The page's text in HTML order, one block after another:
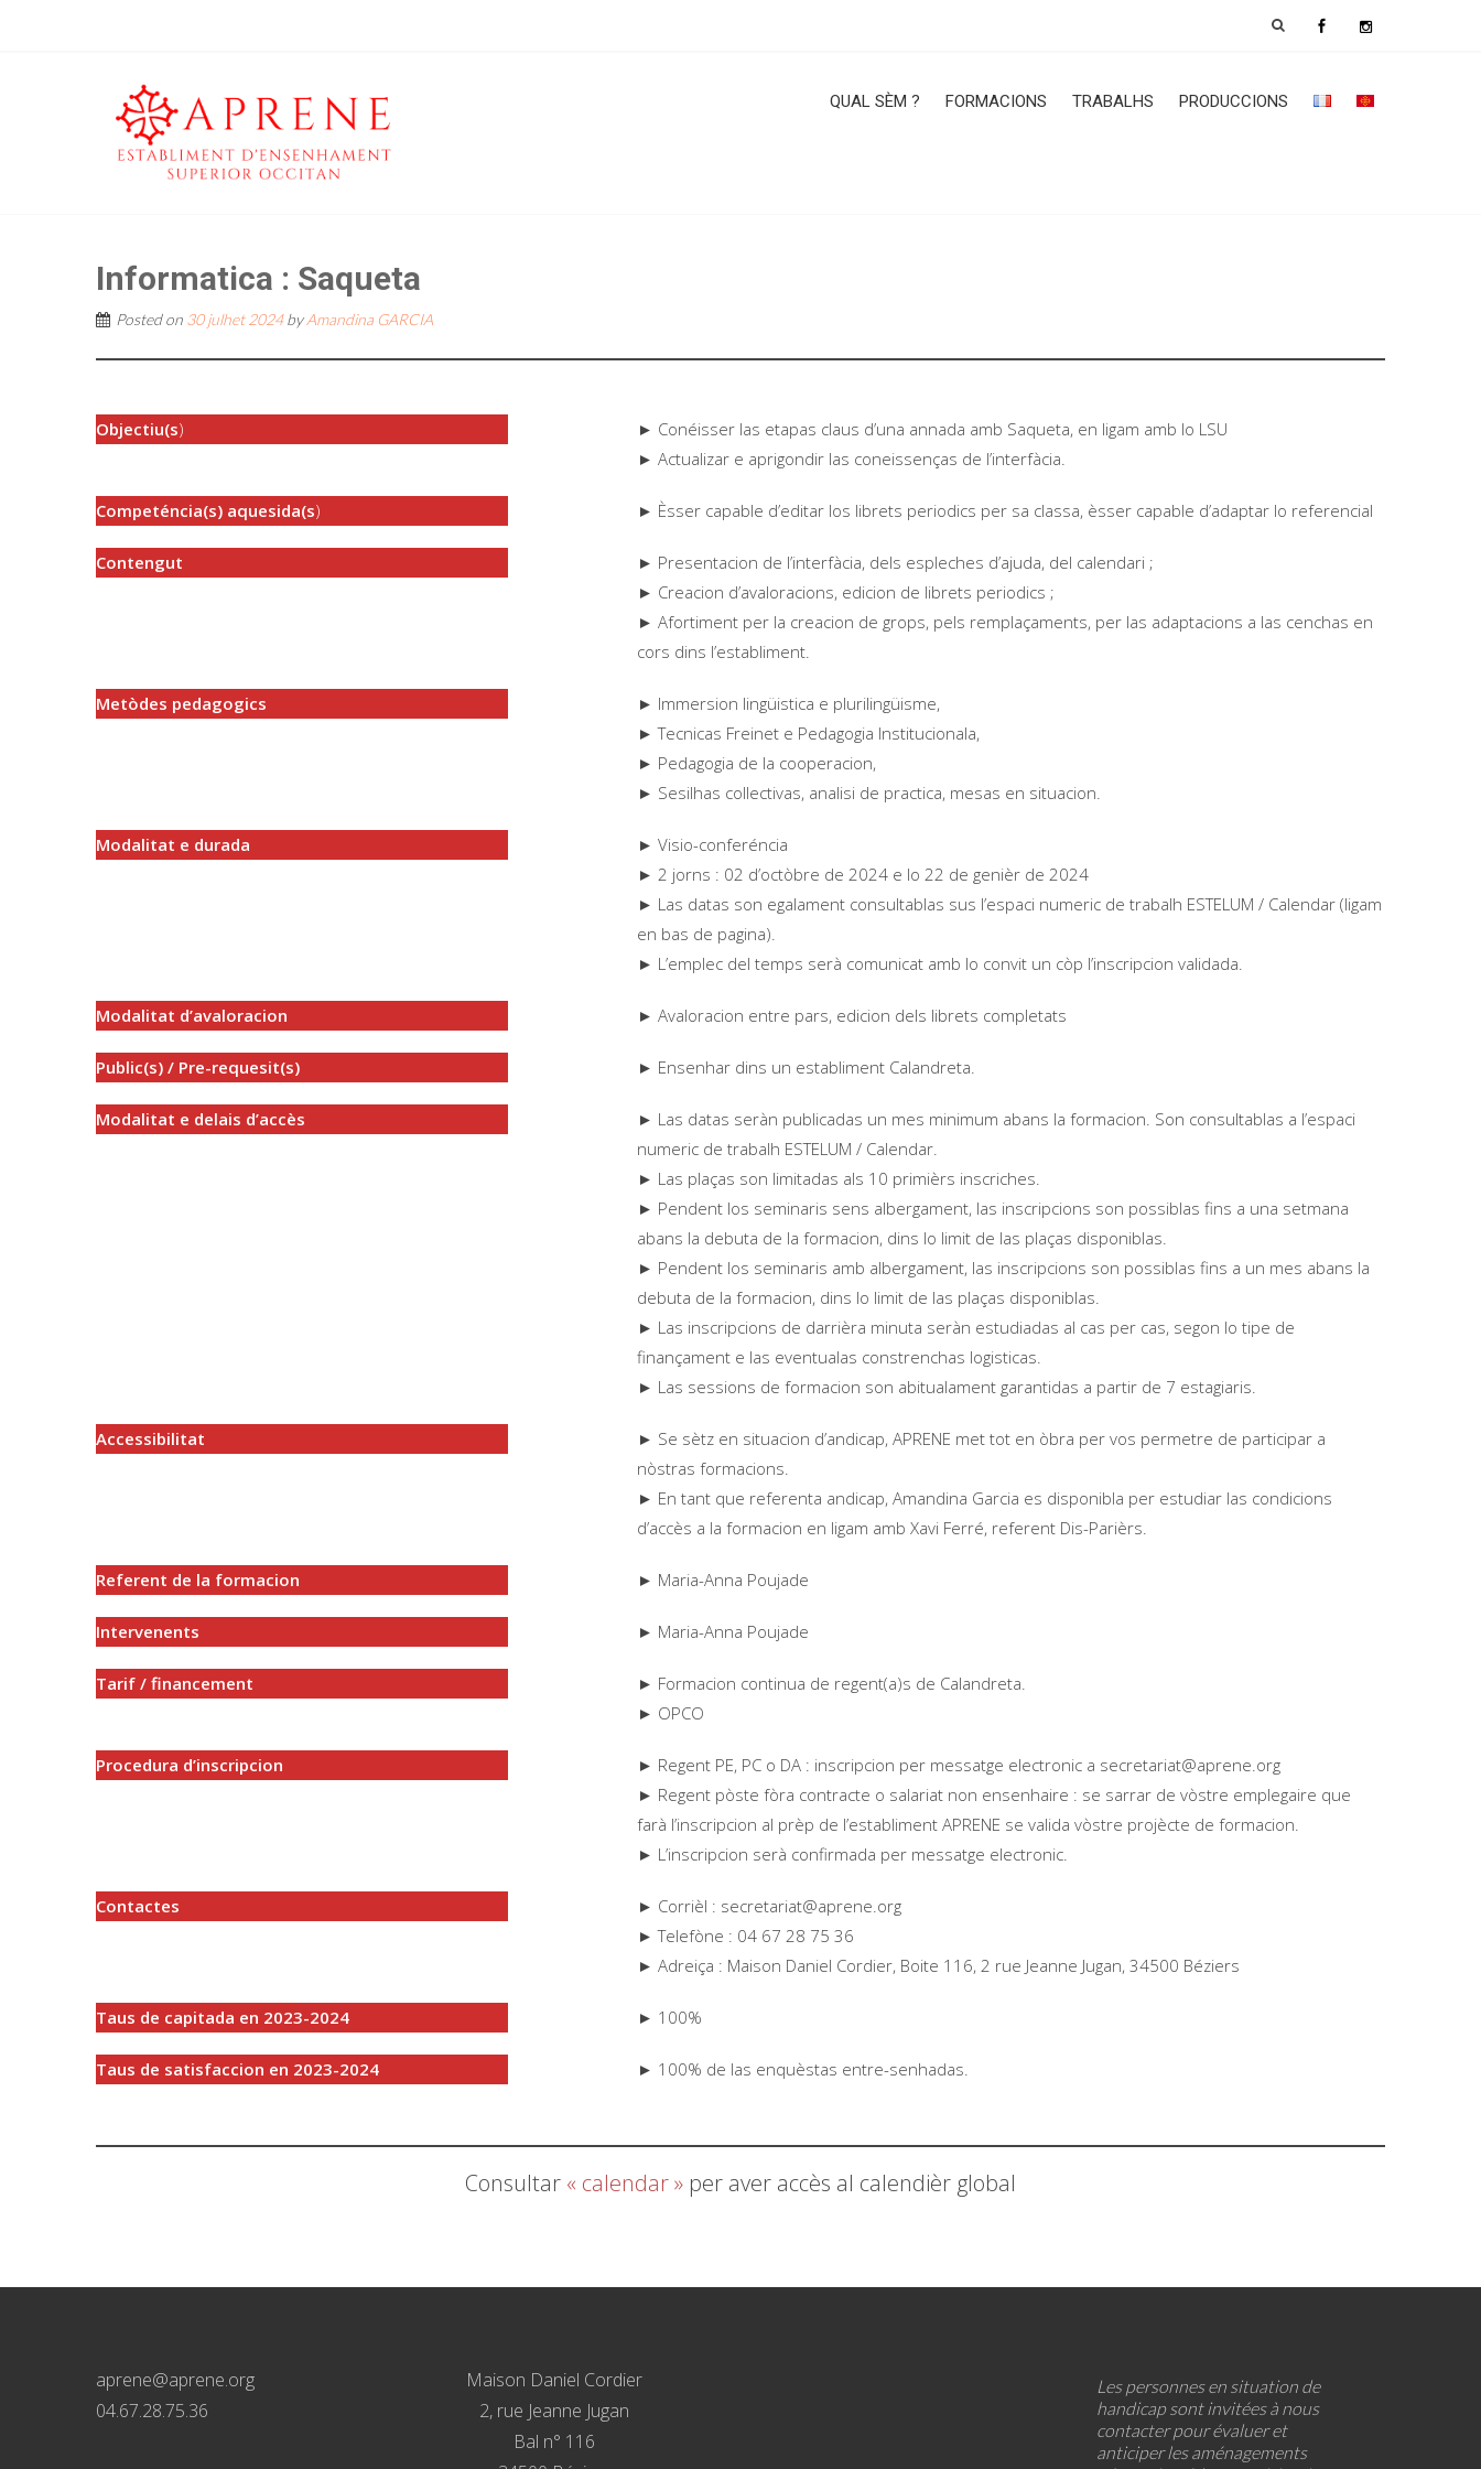
QUAL SÈM ? FORMACIONS TRABALHS PRODUCCIONS
Informatica : Saqueta
Posted on 30 julhet 2024byAmandina GARCIA
Objectiu(s)
► Conéisser las etapas claus d’una annada amb Saqueta, en ligam amb lo LSU
► Actualizar e aprigondir las coneissenças de l’interfàcia.
Competéncia(s) aquesida(s) ► Èsser capable d’editar los librets periodics per sa classa, èsser capable d’adaptar lo referencial
Contengut
► Presentacion de l’interfàcia, dels espleches d’ajuda, del calendari ;
► Creacion d’avaloracions, edicion de librets periodics ;
► Afortiment per la creacion de grops, pels remplaçaments, per las adaptacions a las cenchas en
cors dins l’establiment.
Metòdes pedagogics
► Immersion lingüistica e plurilingüisme,
► Tecnicas Freinet e Pedagogia Institucionala,
► Pedagogia de la cooperacion,
► Sesilhas collectivas, analisi de practica, mesas en situacion.
Modalitat e durada
► Visio-conferéncia
► 2 jorns : 02 d’octòbre de 2024 e lo 22 de genièr de 2024
► Las datas son egalament consultablas sus l’espaci numeric de trabalh ESTELUM / Calendar (ligam
en bas de pagina).
► L’emplec del temps serà comunicat amb lo convit un còp l’inscripcion validada.
Modalitat d’avaloracion ► Avaloracion entre pars, edicion dels librets completats
Public(s) / Pre-requesit(s) ► Ensenhar dins un establiment Calandreta.
Modalitat e delais d’accès
► Las datas seràn publicadas un mes minimum abans la formacion. Son consultablas a l’espaci
numeric de trabalh ESTELUM / Calendar.
► Las plaças son limitadas als 10 primièrs inscriches.
► Pendent los seminaris sens albergament, las inscripcions son possiblas fins a una setmana
abans la debuta de la formacion, dins lo limit de las plaças disponiblas.
► Pendent los seminaris amb albergament, las inscripcions son possiblas fins a un mes abans la
debuta de la formacion, dins lo limit de las plaças disponiblas.
► Las inscripcions de darrièra minuta seràn estudiadas al cas per cas, segon lo tipe de
finançament e las eventualas constrenchas logisticas.
► Las sessions de formacion son abitualament garantidas a partir de 7 estagiaris.
Accessibilitat
► Se sètz en situacion d’andicap, APRENE met tot en òbra per vos permetre de participar a
nòstras formacions.
► En tant que referenta andicap, Amandina Garcia es disponibla per estudiar las condicions
d’accès a la formacion en ligam amb Xavi Ferré, referent Dis-Parièrs.
Referent de la formacion ► Maria-Anna Poujade
Intervenents ► Maria-Anna Poujade
Tarif / financement
► Formacion continua de regent(a)s de Calandreta.
► OPCO
Procedura d’inscripcion
► Regent PE, PC o DA : inscripcion per messatge electronic a secretariat@aprene.org
► Regent pòste fòra contracte o salariat non ensenhaire : se sarrar de vòstre emplegaire que
farà l’inscripcion al prèp de l’establiment APRENE se valida vòstre projècte de formacion.
► L’inscripcion serà confirmada per messatge electronic.
Contactes
► Corrièl : secretariat@aprene.org
► Telefòne : 04 67 28 75 36
► Adreiça : Maison Daniel Cordier, Boite 116, 2 rue Jeanne Jugan, 34500 Béziers
Taus de capitada en 2023-2024 ► 100%
Taus de satisfaccion en 2023-2024 ► 100% de las enquèstas entre-senhadas.
Consultar « calendar » per aver accès al calendièr global
aprene@aprene.org
04.67.28.75.36
Maison Daniel Cordier
2, rue Jeanne Jugan
Bal n° 116
Les personnes en situation de
handicap sont invitées à nous
contacter pour évaluer et
anticiper les aménagements